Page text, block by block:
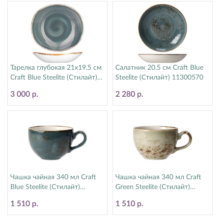
Тарелка глубокая 21х19.5 см
Craft Blue Steelite (Стилайт)
3 000 р.
Салатник 20.5 см Craft Blue
Steelite (Стилайт) 11300570
2 280 р.
Чашка чайная 340 мл Craft
Blue Steelite (Стилайт)
1 510 р.
Чашка чайная 340 мл Craft
Green Steelite (Стилайт)
1 510 р.